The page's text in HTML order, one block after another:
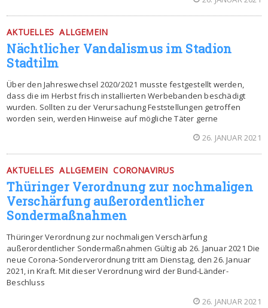
AKTUELLES ALLGEMEIN
Nächtlicher Vandalismus im Stadion
Stadtilm
Über den Jahreswechsel 2020/2021 musste festgestellt werden,
dass die im Herbst frisch installierten Werbebanden beschädigt
wurden. Sollten zu der Verursachung Feststellungen getroffen
worden sein, werden Hinweise auf mögliche Täter gerne
26. JANUAR 2021
AKTUELLES ALLGEMEIN CORONAVIRUS
Thüringer Verordnung zur nochmaligen
Verschärfung außerordentlicher
Sondermaßnahmen
Thüringer Verordnung zur nochmaligen Verschärfung
außerordentlicher Sondermaßnahmen Gültig ab 26. Januar 2021 Die
neue Corona-Sonderverordnung tritt am Dienstag, den 26. Januar
2021, in Kraft. Mit dieser Verordnung wird der Bund-Länder-
Beschluss
26. JANUAR 2021